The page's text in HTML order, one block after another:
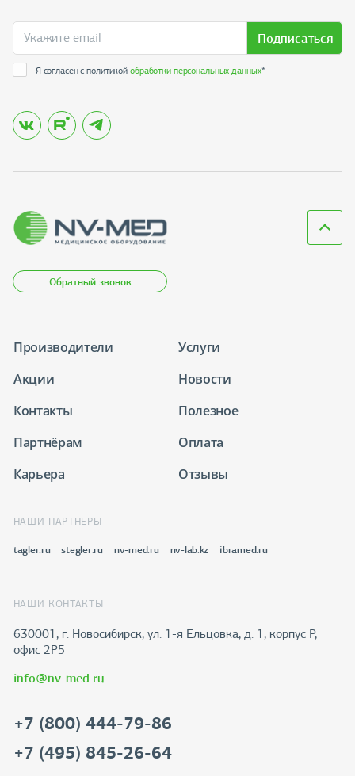
Подписаться
Я согласен с политикойобработки персональных данных*
Обратный звонок
Производители
Услуги
Акции
Новости
Контакты
Полезное
Партнёрам
Оплата
Карьера
Отзывы
НАШИ ПАРТНЕРЫ
tagler.ru stegler.ru nv-med.ru nv-lab.kz ibramed.ru
НАШИ КОНТАКТЫ
630001, г. Новосибирск, ул. 1-я Ельцовка, д. 1, корпус Р,
офис 2Р5
info@nv-med.ru
+7 (800) 444-79-86
+7 (495) 845-26-64